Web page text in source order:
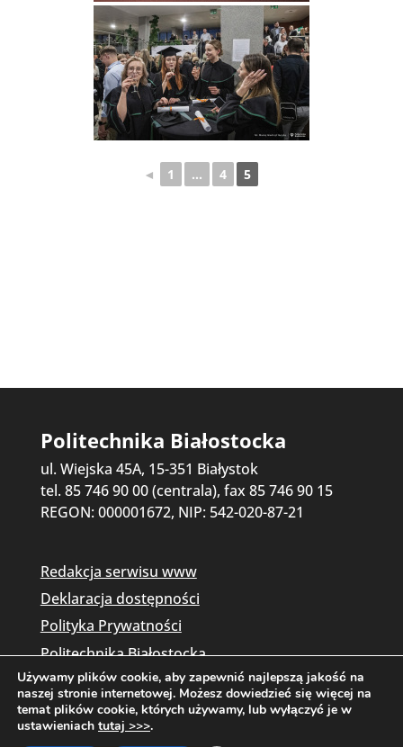
◄ 1 ... 4 5
Politechnika Białostocka
ul. Wiejska 45A, 15-351 Białystok
tel. 85 746 90 00 (centrala), fax 85 746 90 15
REGON: 000001672, NIP: 542-020-87-21
Redakcja serwisu www
Deklaracja dostępności
Polityka Prywatności
Politechnika Białostocka
Używamy plików cookie, aby zapewnić najlepszą jakość na
naszej stronie internetowej. Możesz dowiedzieć się więcej na
temat plików cookie, których używamy, lub wyłączyć je w
ustawieniach tutaj >>>.